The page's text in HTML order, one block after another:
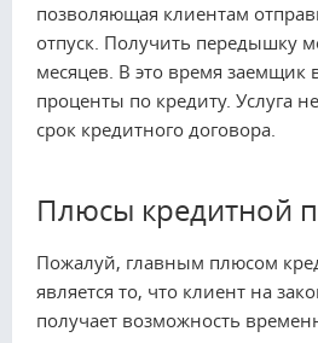
позволяющая клиентам
отпуск. Получить передышку
месяцев. В это время заемщик
проценты по кредиту. Услуга
срок кредитного договора.
Плюсы кредитной
Пожалуй, главным плюсом
является то, что клиент на
получает возможность